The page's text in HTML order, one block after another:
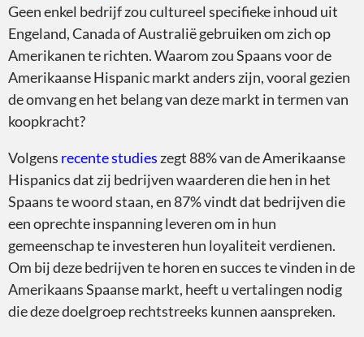
Neutraal Spaans
Amerikaans Spaans
Geen enkel bedrijf zou cultureel specifieke inhoud uit
Engeland, Canada of Australië gebruiken om zich op
Amerikanen te richten. Waarom zou Spaans voor de
Amerikaanse Hispanic markt anders zijn, vooral gezien
de omvang en het belang van deze markt in termen van
koopkracht?
Volgens recente studies zegt 88% van de Amerikaanse
Hispanics dat zij bedrijven waarderen die hen in het
Spaans te woord staan, en 87% vindt dat bedrijven die
een oprechte inspanning leveren om in hun
gemeenschap te investeren hun loyaliteit verdienen.
Om bij deze bedrijven te horen en succes te vinden in de
Amerikaans Spaanse markt, heeft u vertalingen nodig
die deze doelgroep rechtstreeks kunnen aanspreken.